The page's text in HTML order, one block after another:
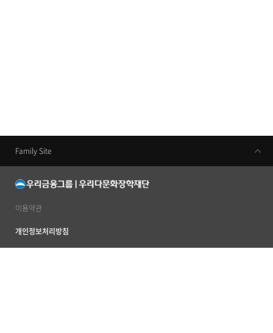
이용약관
개인정보처리방침
Family Site
우리금융지주
우리은행
동양생명
우리카드
우리금융캐피탈